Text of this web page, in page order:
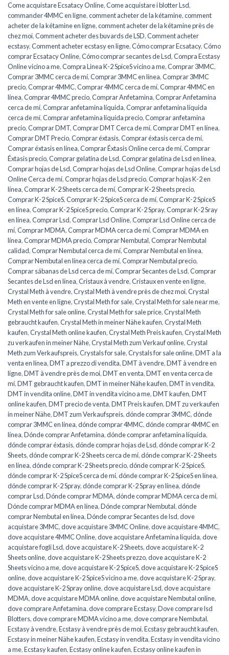
Come acquistare Ecsatacy Online,Come acquistare i blotter Lsd,
commander 4MMC en ligne,comment acheter de la kétamine,comment
acheter de la kétamine en ligne,comment acheter de la kétamine près de
chez moi,Comment acheter des buvards de LSD,Comment acheter
ecstasy,Comment acheter ecstasy en ligne,Cómo comprar Ecsatacy,Cómo
comprar Ecsatacy Online,Cómo comprar secantes de Lsd,Compra Ecstasy
Online vicino a me,Compra Linea K-2 SpiceS vicino a me,Comprar 3MMC,
Comprar 3MMC cerca de mí,Comprar 3MMC en línea,Comprar 3MMC
precio,Comprar 4MMC,Comprar 4MMC cerca de mí,Comprar 4MMC en
línea,Comprar 4MMC precio,Comprar Anfetamina,Comprar Anfetamina
cerca de mí,Comprar anfetamina líquida,Comprar anfetamina líquida
cerca de mí,Comprar anfetamina líquida precio,Comprar anfetamina
precio,Comprar DMT,Comprar DMT Cerca de mí,Comprar DMT en línea,
Comprar DMT Precio,Comprar éxtasis,Comprar éxtasis cerca de mí,
Comprar éxtasis en línea,Comprar Éxtasis Online cerca de mí,Comprar
Éxtasis precio,Comprar gelatina de Lsd,Comprar gelatina de Lsd en línea,
Comprar hojas de Lsd,Comprar hojas de Lsd Online,Comprar hojas de Lsd
Online Cerca de mí,Comprar hojas de Lsd precio,Comprar hojas K-2 en
línea,Comprar K-2 Sheets cerca de mí,Comprar K-2 Sheets precio,
Comprar K-2 SpiceS,Comprar K-2 SpiceS cerca de mí,Comprar K-2 SpiceS
en línea,Comprar K-2 SpiceS precio,Comprar K-2 Spray,Comprar K-2 Sray
en línea,Comprar Lsd,Comprar Lsd Online,Comprar Lsd Online cerca de
mí,Comprar MDMA,Comprar MDMA cerca de mí,Comprar MDMA en
línea,Comprar MDMA precio,Comprar Nembutal,Comprar Nembutal
calidad,Comprar Nembutal cerca de mí,Comprar Nembutal en línea,
Comprar Nembutal en línea cerca de mí,Comprar Nembutal precio,
Comprar sábanas de Lsd cerca de mí,Comprar Secantes de Lsd,Comprar
Secantes de Lsd en línea,Cristaux à vendre,Cristaux en vente en ligne,
Crystal Meth à vendre,Crystal Meth à vendre près de chez moi,Crystal
Meth en vente en ligne,Crystal Meth for sale,Crystal Meth for sale near me,
Crystal Meth for sale online,Crystal Meth for sale price,Crystal Meth
gebraucht kaufen,Crystal Meth in meiner Nähe kaufen,Crystal Meth
kaufen,Crystal Meth online kaufen,Crystal Meth Preis kaufen,Crystal Meth
zu verkaufen in meiner Nähe,Crystal Meth zum Verkauf online,Crystal
Meth zum Verkaufspreis,Crystals for sale,Crystals for sale online,DMT a la
venta en línea,DMT a prezzo di vendita,DMT à vendre,DMT à vendre en
ligne,DMT à vendre près de moi,DMT en venta,DMT en venta cerca de
mí,DMT gebraucht kaufen,DMT in meiner Nähe kaufen,DMT in vendita,
DMT in vendita online,DMT in vendita vicino a me,DMT kaufen,DMT
online kaufen,DMT precio de venta,DMT Preis kaufen,DMT zu verkaufen
in meiner Nähe,DMT zum Verkaufspreis,dónde comprar 3MMC,dónde
comprar 3MMC en línea,dónde comprar 4MMC,dónde comprar 4MMC en
línea,Dónde comprar Anfetamina,dónde comprar anfetamina líquida,
dónde comprar éxtasis,dónde comprar hojas de Lsd,dónde comprar K-2
Sheets,dónde comprar K-2 Sheets cerca de mí,dónde comprar K-2 Sheets
en línea,dónde comprar K-2 Sheets precio,dónde comprar K-2 SpiceS,
dónde comprar K-2 SpiceS cerca de mí,dónde comprar K-2 SpiceS en línea,
dónde comprar K-2 Spray,dónde comprar K-2 Spray en línea,dónde
comprar Lsd,Dónde comprar MDMA,dónde comprar MDMA cerca de mí,
Dónde comprar MDMA en línea,Dónde comprar Nembutal,dónde
comprar Nembutal en línea,Dónde comprar Secantes de lsd,dove
acquistare 3MMC,dove acquistare 3MMC Online,dove acquistare 4MMC,
dove acquistare 4MMC Online,dove acquistare Anfetamina liquida,dove
acquistare fogli Lsd,dove acquistare K-2 Sheets,dove acquistare K-2
Sheets online,dove acquistare K-2 Sheets prezzo,dove acquistare K-2
Sheets vicino a me,dove acquistare K-2 SpiceS,dove acquistare K-2 SpiceS
online,dove acquistare K-2 SpiceS vicino a me,dove acquistare K-2 Spray,
dove acquistare K-2 Spray online,dove acquistare Lsd,dove acquistare
MDMA,dove acquistare MDMA online,dove acquistare Nembutal online,
dove comprare Anfetamina,dove comprare Ecstasy,Dove comprare lsd
Blotters,dove comprare MDMA vicino a me,dove comprare Nembutal,
Ecstasy à vendre,Ecstasy à vendre près de moi,Ecstasy gebraucht kaufen,
Ecstasy in meiner Nähe kaufen,Ecstasy in vendita,Ecstasy in vendita vicino
a me,Ecstasy kaufen,Ecstasy online kaufen,Ecstasy online kaufen in